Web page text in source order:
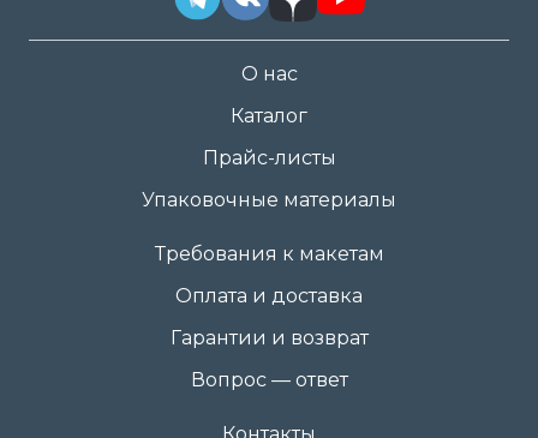
О нас
Каталог
Прайс-листы
Упаковочные материалы
Требования к макетам
Оплата и доставка
Гарантии и возврат
Вопрос — ответ